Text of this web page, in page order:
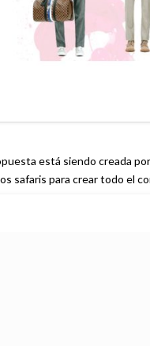
está siendo creada
safaris para crear todo el